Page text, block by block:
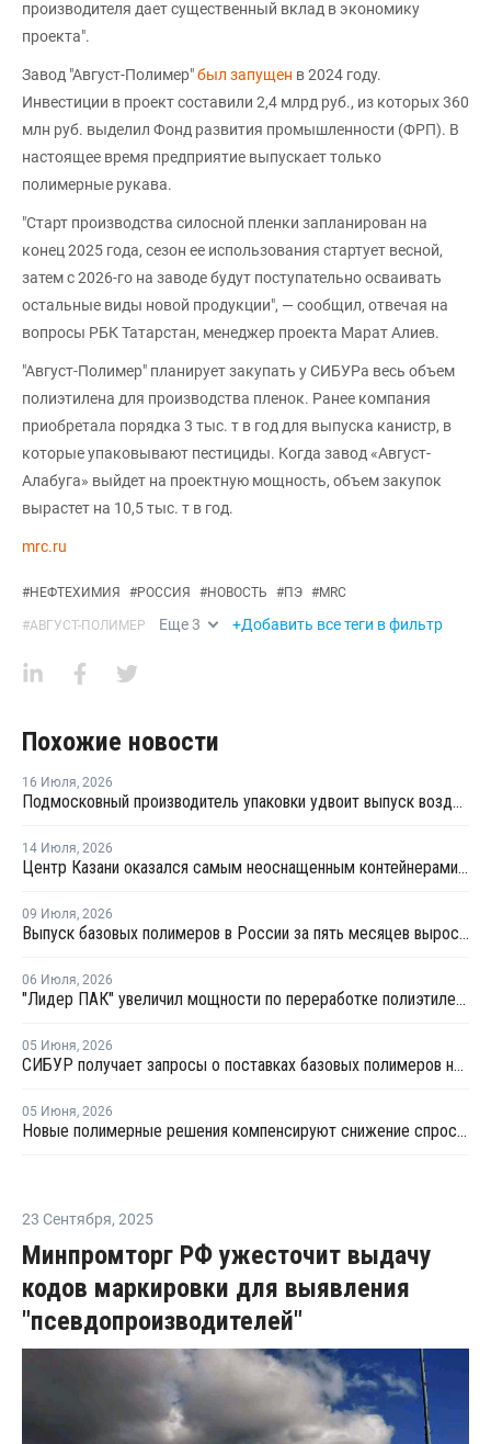
производителя дает существенный вклад в экономику
проекта".
Завод "Август-Полимер"был запущен в 2024 году.
Инвестиции в проект составили 2,4 млрд руб., из которых 360
млн руб. выделил Фонд развития промышленности (ФРП). В
настоящее время предприятие выпускает только
полимерные рукава.
"Старт производства силосной пленки запланирован на
конец 2025 года, сезон ее использования стартует весной,
затем с 2026-го на заводе будут поступательно осваивать
остальные виды новой продукции", — сообщил, отвечая на
вопросы РБК Татарстан, менеджер проекта Марат Алиев.
"Август-Полимер" планирует закупать у СИБУРа весь объем
полиэтилена для производства пленок. Ранее компания
приобретала порядка 3 тыс. т в год для выпуска канистр, в
которые упаковывают пестициды. Когда завод «Август-
Алабуга» выйдет на проектную мощность, объем закупок
вырастет на 10,5 тыс. т в год.
mrc.ru
#НЕФТЕХИМИЯ #РОССИЯ #НОВОСТЬ #ПЭ #MRC
#АВГУСТ-ПОЛИМЕР Еще3 +Добавить все теги в фильтр
Похожие новости
16 Июля, 2026
Подмосковный производитель упаковки удвоит выпуск воздушно-пузырчатой пленки до 30 млн кв. метров в год
14 Июля, 2026
Центр Казани оказался самым неоснащенным контейнерами раздельного сбора отходов
09 Июля, 2026
Выпуск базовых полимеров в России за пять месяцев вырос на 3,8%
06 Июля, 2026
"Лидер ПАК" увеличил мощности по переработке полиэтилена
05 Июня, 2026
СИБУР получает запросы о поставках базовых полимеров на принципиально новые рынки
05 Июня, 2026
Новые полимерные решения компенсируют снижение спроса внутри страны
23 Сентября, 2025
Минпромторг РФ ужесточит выдачу
кодов маркировки для выявления
"псевдопроизводителей"